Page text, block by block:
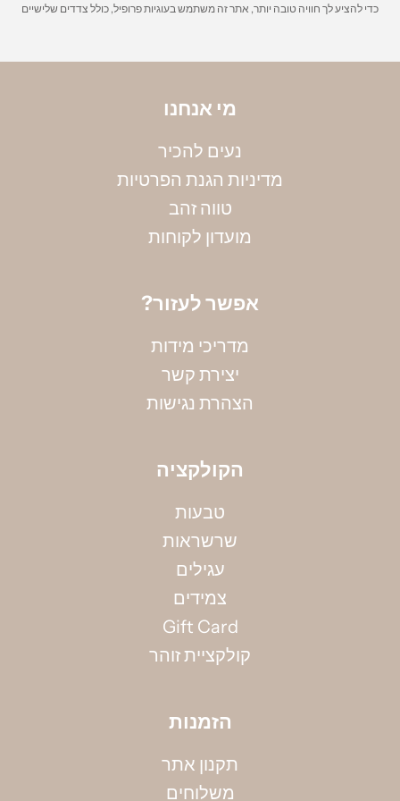
הפנימי. את הקוטר שמדדת תוכלי להמיר למידה
מדידת קוטר צמיד
בס"מ, תוכלי להשתמש גם בסרט מדידה.
כדי להציע לך חוויה טובה יותר, אתר זה משתמש בעוגיות פרופיל, כולל צדדים שלישיים
מי אנחנו
נעים להכיר
מדיניות הגנת הפרטיות
טווה זהב
מועדון לקוחות
?אפשר לעזור
מדריכי מידות
יצירת קשר
הצהרת נגישות
הקולקציה
טבעות
שרשראות
עגילים
צמידים
Gift Card
קולקציית זוהר
הזמנות
תקנון אתר
משלוחים